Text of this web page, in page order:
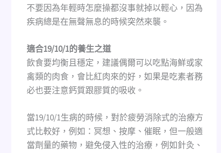
不要因為年輕時怎麼操都沒事就掉以輕心，因為
疾病總是在無聲無息的時候突然來襲。
適合19/10/1的養生之道
飲食要均衡且穩定，建議偶爾可以吃點海鮮或家
禽類的肉食，會比紅肉來的好，如果是吃素者務
必也要注意鈣質跟膠質的吸收。
當19/10/1生病的時候，對於疲勞消除式的治療方
式比較好，例如：冥想、按摩、催眠，但一般適
當劑量的藥物，避免侵入性的治療，例如針灸、